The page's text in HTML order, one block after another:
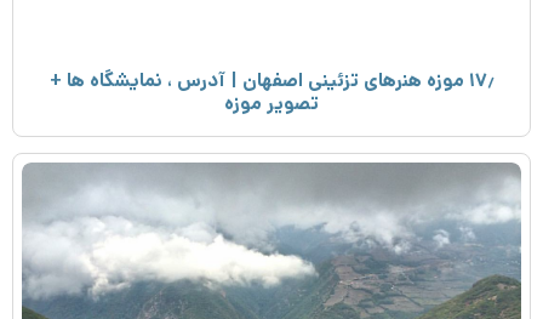
۱۷٫ موزه هنرهای تزئینی اصفهان | آدرس ، نمایشگاه ها +
تصویر موزه